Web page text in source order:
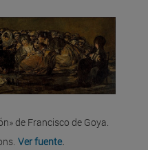
de Francisco de Goya.
Ver fuente.